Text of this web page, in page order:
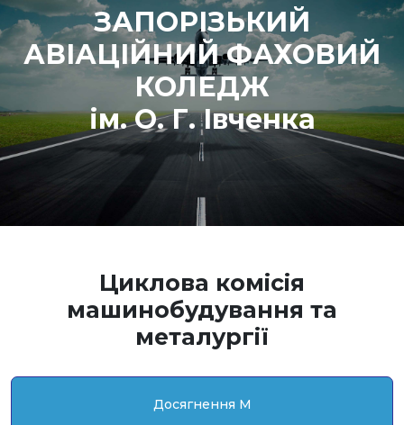
ЗАПОРІЗЬКИЙ
АВІАЦІЙНИЙ ФАХОВИЙ
КОЛЕДЖ
ім. О. Г. Івченка
Циклова комісія
машинобудування та
металургії
Досягнення M